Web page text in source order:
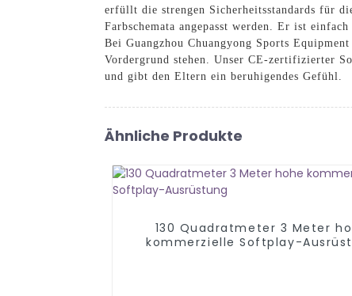
erfüllt die strengen Sicherheitsstandards für
Farbschemata angepasst werden. Er ist
Bei Guangzhou Chuangyong Sports
Vordergrund stehen. Unser CE-zertifizierter
und gibt den Eltern ein beruhigendes Gefühl.
Ähnliche Produkte
130 Quadratmeter 3 Meter
kommerzielle Softplay-